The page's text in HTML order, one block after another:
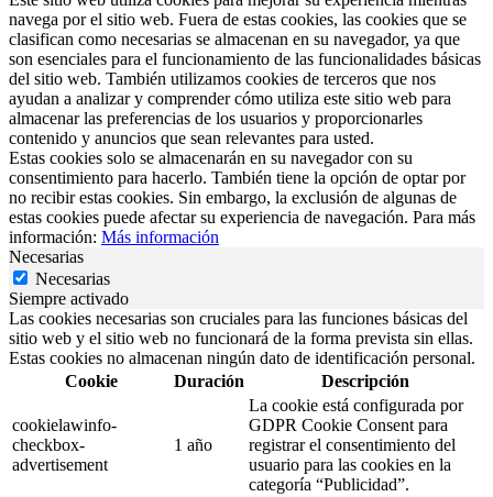
navega por el sitio web. Fuera de estas cookies, las cookies que se
clasifican como necesarias se almacenan en su navegador, ya que
son esenciales para el funcionamiento de las funcionalidades básicas
del sitio web. También utilizamos cookies de terceros que nos
ayudan a analizar y comprender cómo utiliza este sitio web para
almacenar las preferencias de los usuarios y proporcionarles
contenido y anuncios que sean relevantes para usted.
Estas cookies solo se almacenarán en su navegador con su
consentimiento para hacerlo. También tiene la opción de optar por
no recibir estas cookies. Sin embargo, la exclusión de algunas de
estas cookies puede afectar su experiencia de navegación. Para más
información: Más información
Necesarias
Necesarias
Siempre activado
Las cookies necesarias son cruciales para las funciones básicas del
sitio web y el sitio web no funcionará de la forma prevista sin ellas.
Estas cookies no almacenan ningún dato de identificación personal.
Cookie
Duración Descripción
cookielawinfo-
checkbox-
advertisement
1 año
La cookie está configurada por
GDPR Cookie Consent para
registrar el consentimiento del
usuario para las cookies en la
categoría “Publicidad”.